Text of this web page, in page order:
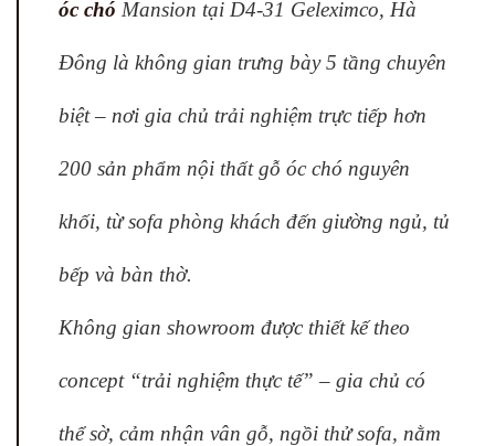
óc chó Mansion tại D4-31 Geleximco, Hà
Đông là không gian trưng bày 5 tầng chuyên
biệt – nơi gia chủ trải nghiệm trực tiếp hơn
200 sản phẩm nội thất gỗ óc chó nguyên
khối, từ sofa phòng khách đến giường ngủ, tủ
bếp và bàn thờ.
Không gian showroom được thiết kế theo
concept “trải nghiệm thực tế” – gia chủ có
thể sờ, cảm nhận vân gỗ, ngồi thử sofa, nằm